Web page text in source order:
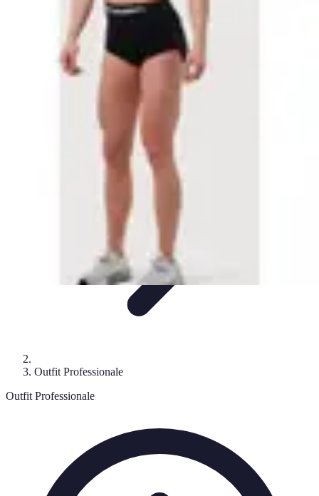
Consigli di Stile Guida al guardaroba
Stil Eleganza
Outfit Professionale
Outfit Professionale